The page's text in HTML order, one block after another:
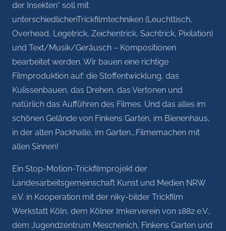
der Insekten“ soll mit
unterschiedlichenTrickfilmtechniken (Leuchttisch,
Overhead, Legetrick, Zeichentrick, Sachtrick, Pixilation)
und Text/Musik/Geräusch – Kompositionen
bearbeitet werden. Wir bauen eine richtige
Filmproduktion auf: die Stoffentwicklung, das
Kulissenbauen, das Drehen, das Vertonen und
natürlich das Aufführen des Filmes. Und das alles im
schönen Gelände von Finkens Garten, im Bienenhaus,
in der alten Packhalle, im Garten….Filmemachen mit
allen Sinnen!
Ein Stop-Motion-Trickfilmprojekt der
Landesarbeitsgemeinschaft Kunst und Medien NRW
e.V. in Kooperation mit der niky-bilder Trickfilm
Werkstatt Köln, dem Kölner Imkerverein von 1882 e.V.,
dem Jugendzentrum Meschenich, Finkens Garten und